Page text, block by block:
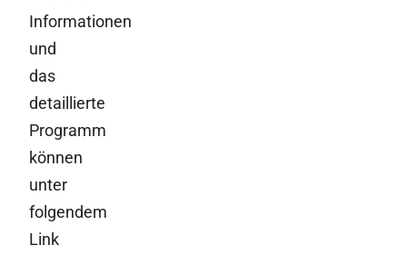
Informationen
und
das
detaillierte
Programm
können
unter
folgendem
Link